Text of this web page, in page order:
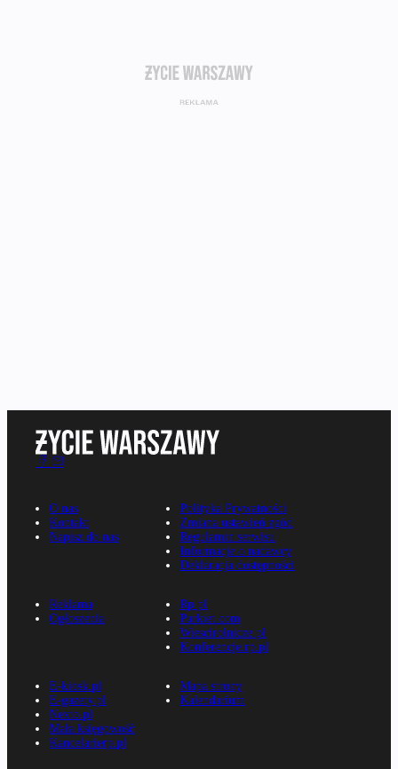
O nas
Kontakt
Napisz do nas
Polityka Prywatności
Zmiana ustawień zgód
Regulamin serwisu
Informacje o nadawcy
Deklaracja dostępności
Reklama
Ogłoszenia
Rp.pl
Parkiet.com
Wiescirolnicze.pl
Konferencje.rp.pl
E-kiosk.pl
E-gazety.pl
Nexto.pl
Mała księgowość
Kancelarierp.pl
Mapa strony
Kalendarium